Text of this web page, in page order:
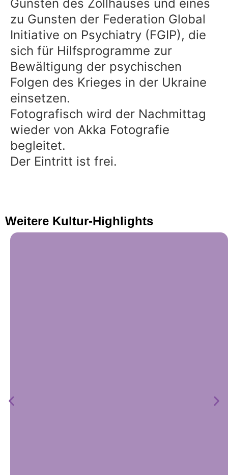
Gunsten des Zollhauses und eines
zu Gunsten der Federation Global
Initiative on Psychiatry (FGIP), die
sich für Hilfsprogramme zur
Bewältigung der psychischen
Folgen des Krieges in der Ukraine
einsetzen.
Fotografisch wird der Nachmittag
wieder von Akka Fotografie
begleitet.
Der Eintritt ist frei.
Weitere Kultur-Highlights